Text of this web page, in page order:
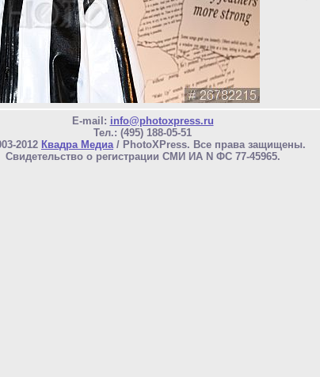
E-mail: info@photoxpress.ru
Тел.: (495) 188-05-51
2012 Квадра Медиа/ PhotoXPress. Все права защищены.
Свидетельство о регистрации СМИ ИА N ФС 77-45965.